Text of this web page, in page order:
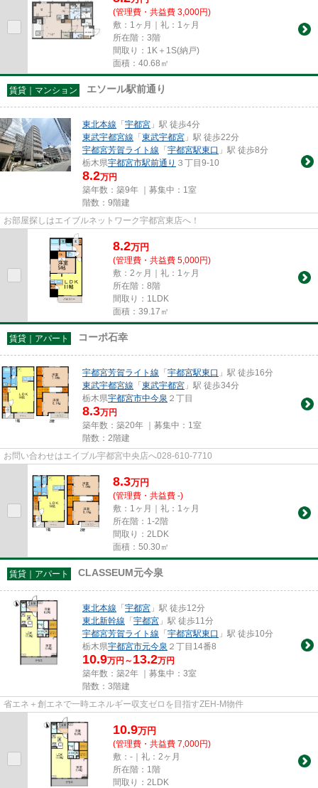
(管理費・共益費 3,000円)
敷：1ヶ月｜礼：1ヶ月
所在階：3階
間取り：1K＋1S(納戸)
面積：40.68㎡
賃貸｜マンション エソール駅前通り
東北本線 「宇都宮 」駅 徒歩4分
東武宇都宮線 「東武宇都宮 」駅 徒歩22分
宇都宮芳賀ライト線 「宇都宮駅東口 」駅 徒歩8分
栃木県宇都宮市駅前通り ３丁目9-10
8.2万円
築年数：築9年 ｜募集中： 1室
階数：9階建
お部屋探しはエイブルネットワーク宇都宮東店へ！
8.2万円
(管理費・共益費 5,000円)
敷：2ヶ月｜礼：1ヶ月
所在階：8階
間取り：1LDK
面積：39.17㎡
賃貸｜アパート コーポ石幸
宇都宮芳賀ライト線 「宇都宮駅東口 」駅 徒歩16分
東武宇都宮線 「東武宇都宮 」駅 徒歩34分
栃木県宇都宮市中今泉 ２丁目
8.3万円
築年数：築20年 ｜募集中： 1室
階数：2階建
お問い合わせはエイブル宇都宮中央店へ028-610-7710
8.3万円
(管理費・共益費 -)
敷：1ヶ月｜礼：1ヶ月
所在階：1-2階
間取り：2LDK
面積：50.30㎡
賃貸｜アパート CLASSEUM元今泉
東北本線 「宇都宮 」駅 徒歩12分
東北新幹線 「宇都宮 」駅 徒歩11分
宇都宮芳賀ライト線 「宇都宮駅東口 」駅 徒歩10分
栃木県宇都宮市元今泉 ２丁目14番8
10.9万円～ 13.2万円
築年数：築2年 ｜募集中： 3室
階数：3階建
省エネ＋創エネで一時エネルギー収支ゼロを目指すZEH-M物件
10.9万円
(管理費・共益費 7,000円)
敷：-｜礼：2ヶ月
所在階：1階
間取り：2LDK